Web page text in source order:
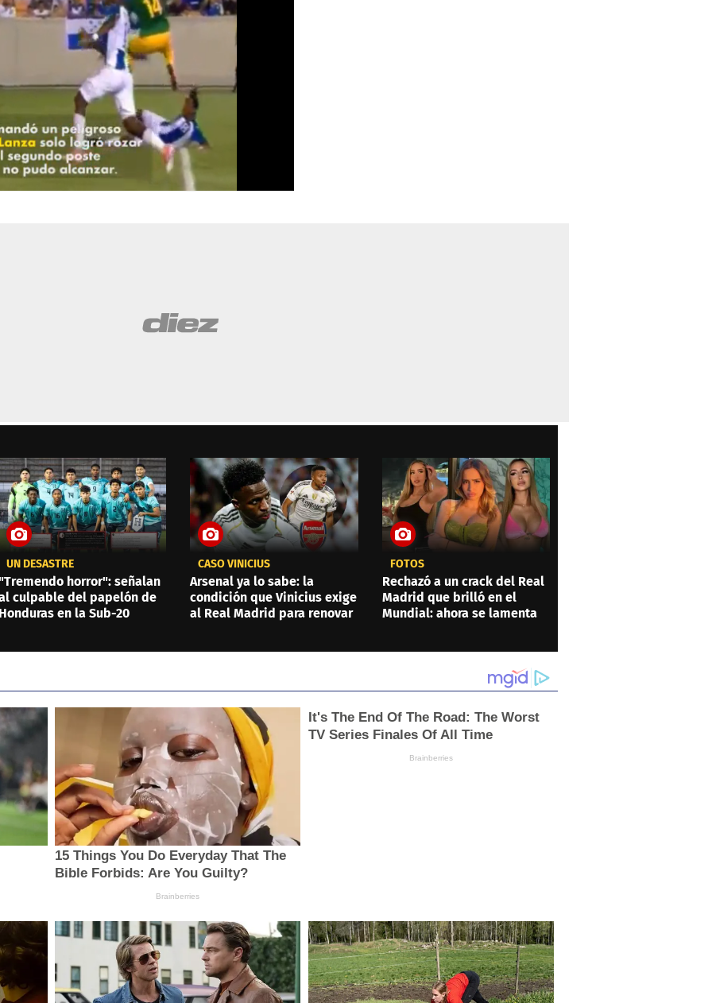
UN DESASTRE
horror": señalan
culpable del papelón de
Honduras en la Sub-20
CASO VINICIUS
Arsenal ya lo sabe: la
condición que Vinicius exige
al Real Madrid para renovar
FOTOS
Rechazó a un crack del Real
Madrid que brilló en el
Mundial: ahora se lamenta